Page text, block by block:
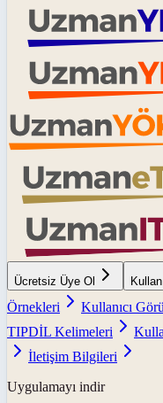
Ücretsiz Üye Ol
Örnekleri
Kullanıcı
TIPDİL Kelimeleri
İletişim Bilgileri
Uygulamayı indir